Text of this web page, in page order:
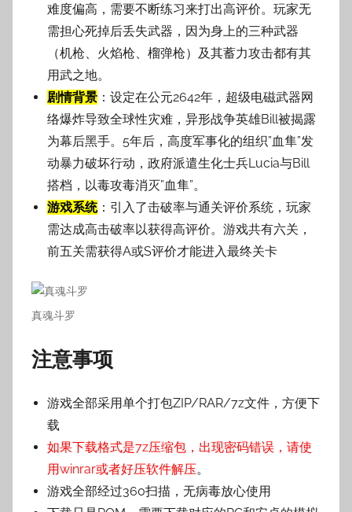
难度偏高，需要不断练习来打出高评价。玩家无
需担心死掉后丢失武器，因为身上的三种武器
（机枪、火焰枪、榴弹枪）及其蓄力攻击都有其
用武之地。
剧情背景 ：设定在公元2642年，超级电磁武器网
络爆炸导致全球性灾难，异形战争英雄Bill被揭露
为幕后黑手。5年后，高度军事化的组织”血隼”发
动暴力破坏行动，政府派遣生化士兵Lucia与Bill
搭档，以毒攻毒消灭”血隼”。
游戏系统：引入了击破率与通关评价系统，玩家
需达成高击破率以获得高评价。游戏共有六关，
前五关需获得A或S评价才能进入最终关卡
真魂斗罗
注意事项
游戏全部采用单个打包ZIP/RAR/7z文件，方便下
载
如果下载格式是7z压缩包，出现密码错误，请使
用winrar或者好压软件解压。
游戏全部经过360扫描，无病毒放心使用